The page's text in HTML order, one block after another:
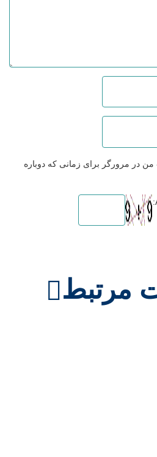
من در مرورگر برای زمانی که دوباره
مرتبط